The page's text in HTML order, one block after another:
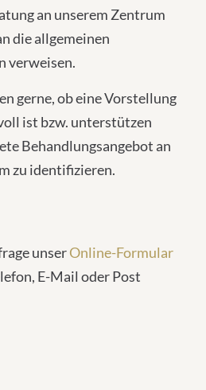
an unserem Zentrum
die allgemeinen
verweisen.
gerne, ob eine Vorstellung
ist bzw. unterstützen
Behandlungsangebot an
zu identifizieren.
unserOnline-Formular
E-Mail oder Post